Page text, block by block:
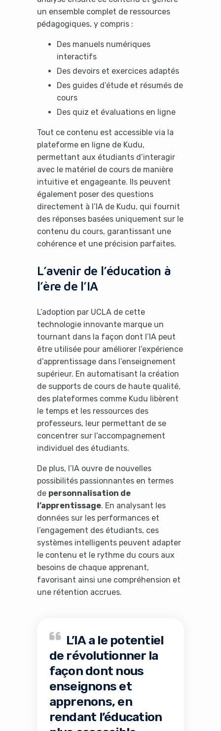
un ensemble complet de ressources
pédagogiques, y compris :
Des manuels numériques
interactifs
Des devoirs et exercices adaptés
Des guides d’étude et résumés de
cours
Des quiz et évaluations en ligne
Tout ce contenu est accessible via la
plateforme en ligne de Kudu,
permettant aux étudiants d’interagir
avec le matériel de cours de manière
intuitive et engageante. Ils peuvent
également poser des questions
directement à l’IA de Kudu, qui fournit
des réponses basées uniquement sur le
contenu du cours, garantissant une
cohérence et une précision parfaites.
L’avenir de l’éducation à
l’ère de l’IA
L’adoption par UCLA de cette
technologie innovante marque un
tournant dans la façon dont l’IA peut
être utilisée pour améliorer l’expérience
d’apprentissage dans l’enseignement
supérieur. En automatisant la création
de supports de cours de haute qualité,
des plateformes comme Kudu libèrent
le temps et les ressources des
professeurs, leur permettant de se
concentrer sur l’accompagnement
individuel des étudiants.
De plus, l’IA ouvre de nouvelles
possibilités passionnantes en termes
de personnalisation de
l’apprentissage. En analysant les
données sur les performances et
l’engagement des étudiants, ces
systèmes intelligents peuvent adapter
le contenu et le rythme du cours aux
besoins de chaque apprenant,
favorisant ainsi une compréhension et
une rétention accrues.
L’IA a le potentiel
de révolutionner la
façon dont nous
enseignons et
apprenons, en
rendant l’éducation